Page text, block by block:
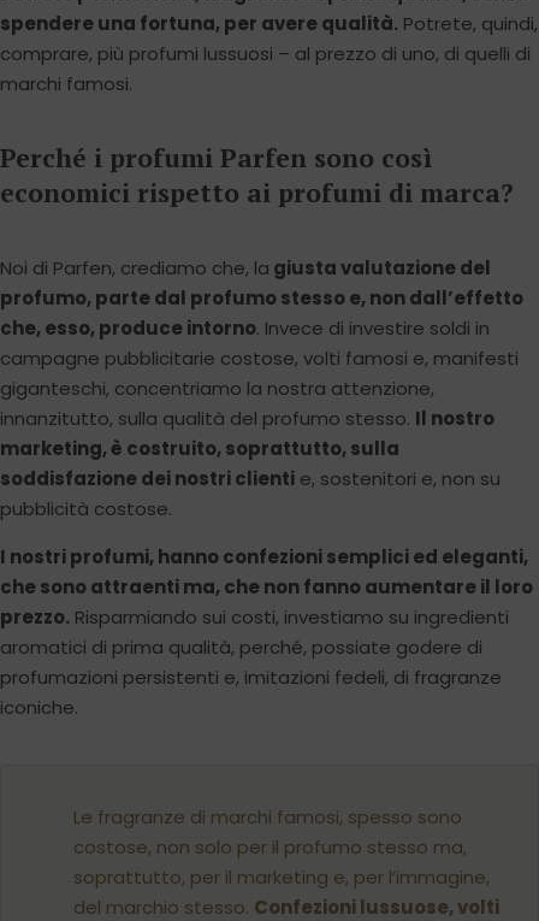
spendere una fortuna, per avere qualità. Potrete, quindi,
comprare, più profumi lussuosi – al prezzo di uno, di quelli di
marchi famosi.
Perché i profumi Parfen sono così
economici rispetto ai profumi di marca?
Noi di Parfen, crediamo che, la giusta valutazione del
profumo, parte dal profumo stesso e, non dall’effetto
che, esso, produce intorno. Invece di investire soldi in
campagne pubblicitarie costose, volti famosi e, manifesti
giganteschi, concentriamo la nostra attenzione,
innanzitutto, sulla qualità del profumo stesso. Il nostro
marketing, è costruito, soprattutto, sulla
soddisfazione dei nostri clienti e, sostenitori e, non su
pubblicità costose.
I nostri profumi, hanno confezioni semplici ed eleganti,
che sono attraenti ma, che non fanno aumentare il loro
prezzo. Risparmiando sui costi, investiamo su ingredienti
aromatici di prima qualità, perché, possiate godere di
profumazioni persistenti e, imitazioni fedeli, di fragranze
iconiche.
Le fragranze di marchi famosi, spesso sono
costose, non solo per il profumo stesso ma,
soprattutto, per il marketing e, per l’immagine,
del marchio stesso. Confezioni lussuose, volti